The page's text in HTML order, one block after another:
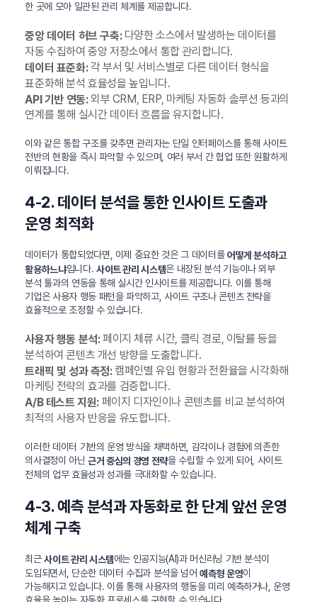
한 곳에 모아 일관된 관리 체계를 제공합니다.
중앙 데이터 허브 구축:다양한 소스에서 발생하는 데이터를
자동 수집하여 중앙 저장소에서 통합 관리합니다.
데이터 표준화:각 부서 및 서비스별로 다른 데이터 형식을
표준화해 분석 효율성을 높입니다.
API 기반 연동:외부 CRM, ERP, 마케팅 자동화 솔루션 등과의
연계를 통해 실시간 데이터 흐름을 유지합니다.
이와 같은 통합 구조를 갖추면 관리자는 단일 인터페이스를 통해 사이트
전반의 현황을 즉시 파악할 수 있으며, 여러 부서 간 협업 또한 원활하게
이뤄집니다.
4-2. 데이터 분석을 통한 인사이트 도출과
운영 최적화
데이터가 통합되었다면, 이제 중요한 것은 그 데이터를어떻게 분석하고
활용하느냐입니다. 사이트 관리 시스템은 내장된 분석 기능이나 외부
분석 툴과의 연동을 통해 실시간 인사이트를 제공합니다. 이를 통해
기업은 사용자 행동 패턴을 파악하고, 사이트 구조나 콘텐츠 전략을
효율적으로 조정할 수 있습니다.
사용자 행동 분석:페이지 체류 시간, 클릭 경로, 이탈률 등을
분석하여 콘텐츠 개선 방향을 도출합니다.
트래픽 및 성과 측정:캠페인별 유입 현황과 전환율을 시각화해
마케팅 전략의 효과를 검증합니다.
A/B 테스트 지원:페이지 디자인이나 콘텐츠를 비교 분석하여
최적의 사용자 반응을 유도합니다.
이러한 데이터 기반의 운영 방식을 채택하면, 감각이나 경험에 의존한
의사결정이 아닌근거 중심의 경영 전략을 수립할 수 있게 되어, 사이트
전체의 업무 효율성과 성과를 극대화할 수 있습니다.
4-3. 예측 분석과 자동화로 한 단계 앞선 운영
체계 구축
최근사이트 관리 시스템에는 인공지능(AI)과 머신러닝 기반 분석이
도입되면서, 단순한 데이터 수집과 분석을 넘어예측형 운영이
가능해지고 있습니다. 이를 통해 사용자의 행동을 미리 예측하거나, 운영